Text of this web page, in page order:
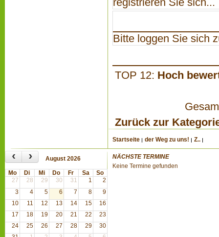
Bitte loggen Sie sich
TOP 12: Hoch
Zurück zur
Startseite der Weg zu uns! Z..
‹ › August 2026
Mo Di Mi Do Fr Sa
So
27
28 29 30 31 1
2
3
4 5 6 7 8
9
10
11 12 13 14 15
16
17
18 19 20 21 22
23
24
25 26 27 28 29
30
NÄCHSTE TERMINE
Keine Termine gefunden